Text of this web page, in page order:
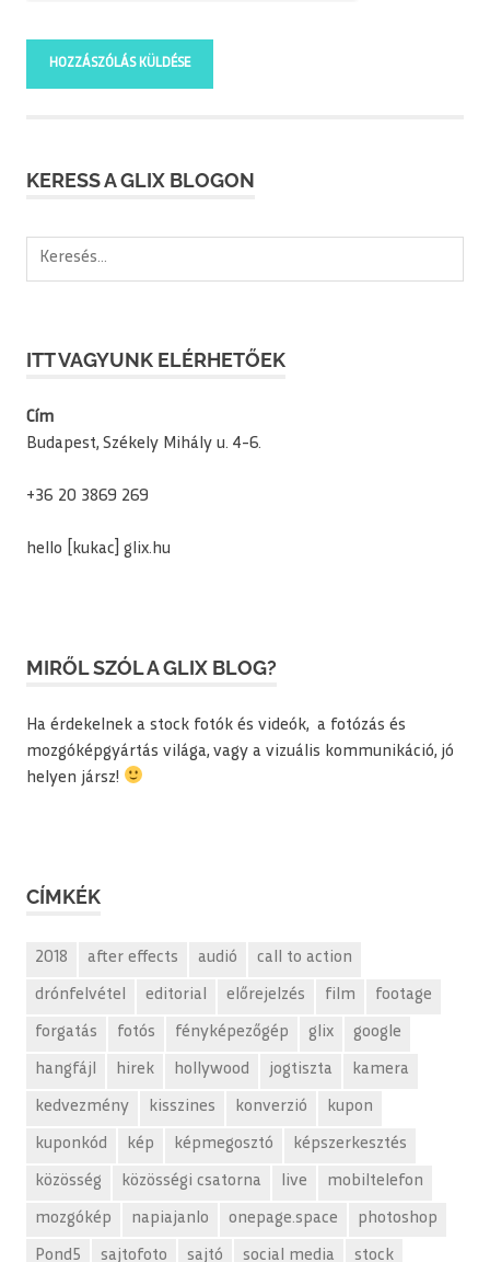
KERESS A GLIX BLOGON
Keresés:
ITT VAGYUNK ELÉRHETŐEK
Cím
Budapest, Székely Mihály u. 4-6.
+36 20 3869 269
hello [kukac] glix.hu
MIRŐL SZÓL A GLIX BLOG?
Ha érdekelnek a stock fotók és videók, a fotózás és
mozgóképgyártás világa, vagy a vizuális kommunikáció, jó
helyen jársz!
CÍMKÉK
2018 after effects audió call to action
drónfelvétel editorial előrejelzés film footage
forgatás fotós fényképezőgép glix google
hangfájl hirek hollywood jogtiszta kamera
kedvezmény kisszines konverzió kupon
kuponkód kép képmegosztó képszerkesztés
közösség közösségi csatorna live mobiltelefon
mozgókép napiajanlo onepage.space photoshop
Pond5 sajtofoto sajtó social media stock